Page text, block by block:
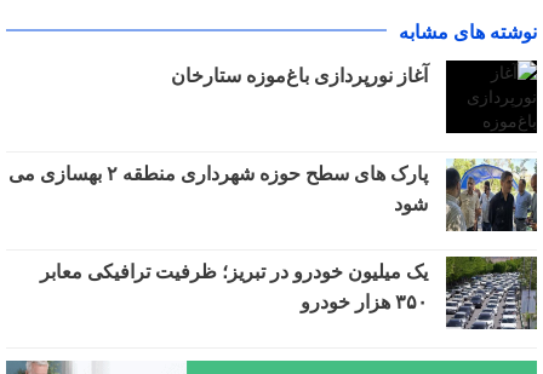
نوشته های مشابه
آغاز نورپردازی باغ‌موزه ستارخان
پارک های سطح حوزه شهرداری منطقه ۲ بهسازی می
شود
یک میلیون خودرو در تبریز؛ ظرفیت ترافیکی معابر
۳۵۰ هزار خودرو